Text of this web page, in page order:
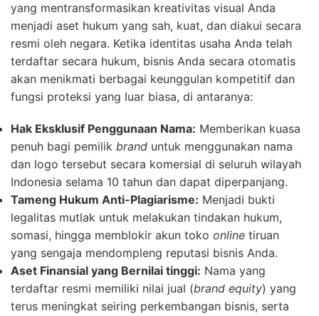
yang mentransformasikan kreativitas visual Anda
menjadi aset hukum yang sah, kuat, dan diakui secara
resmi oleh negara. Ketika identitas usaha Anda telah
terdaftar secara hukum, bisnis Anda secara otomatis
akan menikmati berbagai keunggulan kompetitif dan
fungsi proteksi yang luar biasa, di antaranya:
Hak Eksklusif Penggunaan Nama: Memberikan kuasa
penuh bagi pemilik brand untuk menggunakan nama
dan logo tersebut secara komersial di seluruh wilayah
Indonesia selama 10 tahun dan dapat diperpanjang.
Tameng Hukum Anti-Plagiarisme: Menjadi bukti
legalitas mutlak untuk melakukan tindakan hukum,
somasi, hingga memblokir akun toko online tiruan
yang sengaja mendompleng reputasi bisnis Anda.
Aset Finansial yang Bernilai tinggi: Nama yang
terdaftar resmi memiliki nilai jual (brand equity) yang
terus meningkat seiring perkembangan bisnis, serta